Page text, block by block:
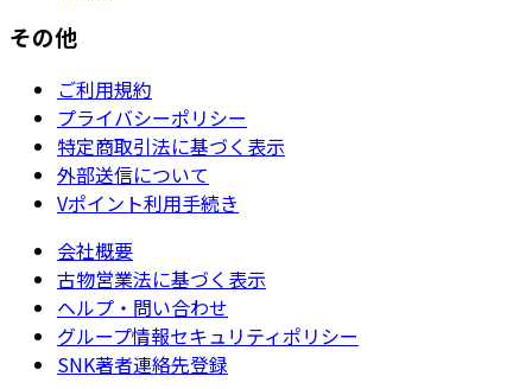
その他
ご利用規約
プライバシーポリシー
特定商取引法に基づく表示
外部送信について
Vポイント利用手続き
会社概要
古物営業法に基づく表示
ヘルプ・問い合わせ
グループ情報セキュリティポリシー
SNK著者連絡先登録